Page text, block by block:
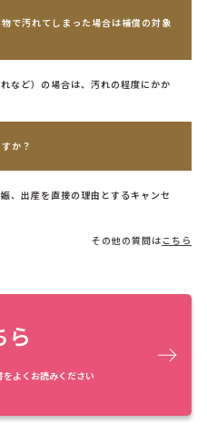
で汚れてしまった場合は補償の対象
など）の場合は、汚れの程度にかか
か？
、出産を直接の理由とするキャンセ
その他の質問は こちら
ら
よくお読みください